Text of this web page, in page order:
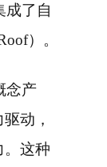
成了自
）。
念产
动，
。这种